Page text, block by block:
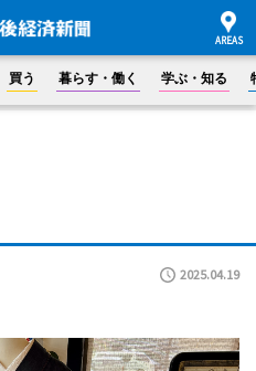
買う 暮らす・働く 学ぶ・知る
2025.04.19